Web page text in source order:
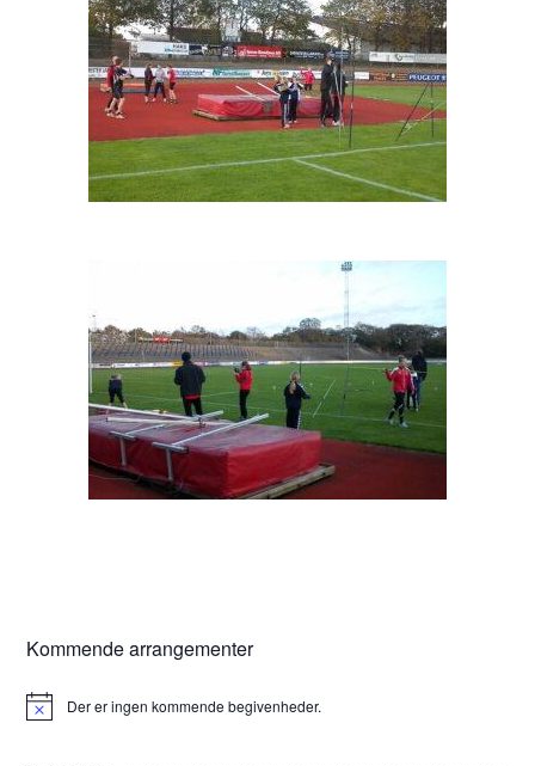
Kommende arrangementer
Notice Der er ingen kommende begivenheder.